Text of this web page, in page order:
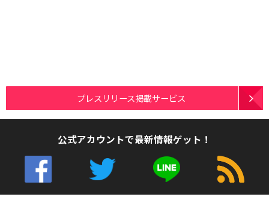
プレスリリース掲載サービス
公式アカウントで最新情報ゲット！